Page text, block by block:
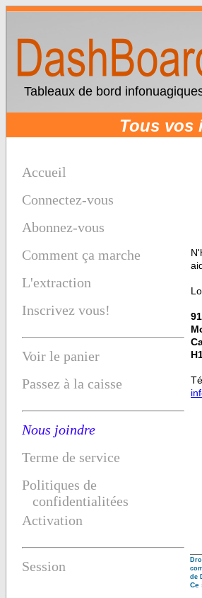
Tableaux de bord
Tous vos
Accueil
Connectez-vous
Abonnez-vous
Comment ça marche
L'extraction
Inscrivez vous!
Voir le panier
Passez à la caisse
Nous joindre
Terme de service
Politiques de
confidentialitées
Activation
Session
de
Ce